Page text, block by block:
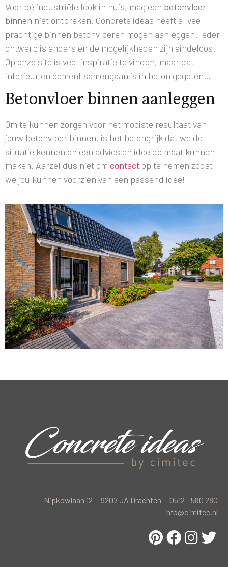
Voor dé industriële look in huis, mag een betonvloer
binnen niet ontbreken. Concrete ideas heeft al veel
prachtige binnen betonvloeren mogen aanleggen. Ieder
ontwerp is anders en de mogelijkheden zijn eindeloos.
Op onze site is veel inspiratie te vinden, maar dat
interieur en cement samengaan is in beton gegoten…
Betonvloer binnen aanleggen
Om te kunnen zorgen voor het mooiste resultaat van
jouw betonvloer binnen, is het belangrijk dat we de
situatie kennen en een advies en idee op maat kunnen
maken. Aarzel dus niet om contact op te nemen zodat
we jou kunnen voorzien van een passend idee!
Nipkowlaan 12 9207 JA Drachten
0512 - 580 280
info@cimitec.nl